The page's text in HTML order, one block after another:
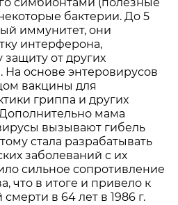
бактерии. До 5
иммунитет, они
интерферона,
от других
На основе энтеровирусов
вакцины для
гриппа и других
мама
вызывают гибель
стала разрабатывать
заболеваний с их
сильное сопротивление
что в итоге и привело к
в 64 лет в 1986 г.